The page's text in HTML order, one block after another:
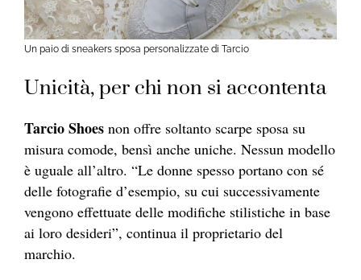
Un paio di sneakers sposa personalizzate di Tarcio
Unicità, per chi non si accontenta
Tarcio Shoes non offre soltanto scarpe sposa su
misura comode, bensì anche uniche. Nessun modello
è uguale all’altro. “Le donne spesso portano con sé
delle fotografie d’esempio, su cui successivamente
vengono effettuate delle modifiche stilistiche in base
ai loro desideri”, continua il proprietario del
marchio.